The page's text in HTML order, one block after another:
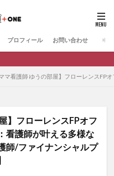
プロフィール お問い合わせ
ママ看護師 ゆうの部屋】フローレンス
】フローレンスFPオフ
看護師が叶える多様な
師/ファイナンシャルプ
ア相談
マネジメント
ビュー記事（看護＋ONE）
）